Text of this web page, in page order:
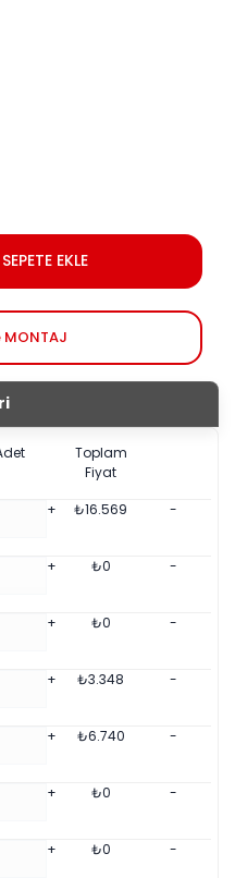
SEPETE EKLE
MONTAJ
Toplam
Fiyat
+ ₺16.569 -
+ ₺0 -
+ ₺0 -
+ ₺3.348 -
+ ₺6.740 -
+ ₺0 -
+ ₺0 -